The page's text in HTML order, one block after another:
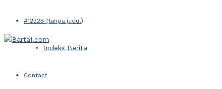
#12328 (tanpa judul)
Indeks Berita
Contact